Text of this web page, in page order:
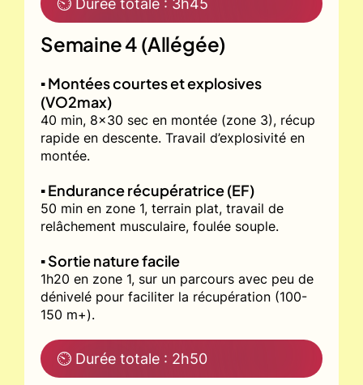
Semaine 4 (Allégée)
▪️ Montées courtes et explosives
(VO2max)
40 min, 8x30 sec en montée (zone 3), récup
rapide en descente. Travail d’explosivité en
montée.
▪️ Endurance récupératrice (EF)
50 min en zone 1, terrain plat, travail de
relâchement musculaire, foulée souple.
▪️ Sortie nature facile
1h20 en zone 1, sur un parcours avec peu de
dénivelé pour faciliter la récupération (100-
150 m+).
⏲ Durée totale : 2h50